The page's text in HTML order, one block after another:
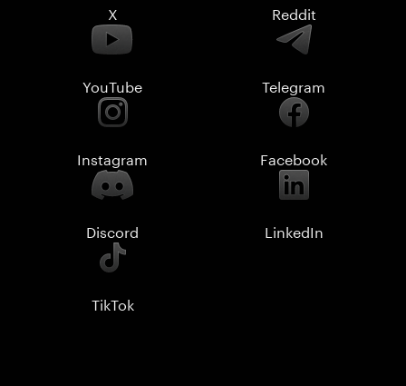
X Reddit
YouTube Telegram
Instagram Facebook
Discord LinkedIn
TikTok